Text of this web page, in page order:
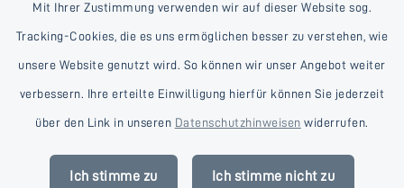
Mit Ihrer Zustimmung verwenden wir auf dieser Website sog.
Tracking-Cookies, die es uns ermöglichen besser zu verstehen, wie
unsere Website genutzt wird. So können wir unser Angebot weiter
verbessern. Ihre erteilte Einwilligung hierfür können Sie jederzeit
über den Link in unseren Datenschutzhinweisen widerrufen.
Ich stimme zu Ich stimme nicht zu
Kontakt